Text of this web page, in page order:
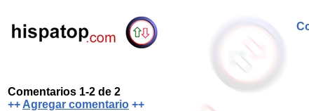
Comentarios 1-2 de 2
++ Agregar comentario ++